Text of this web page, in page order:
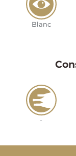
Blanc
-